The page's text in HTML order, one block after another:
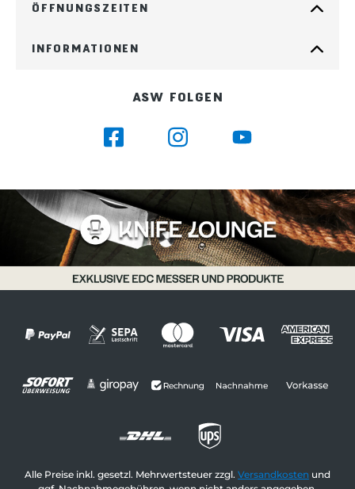
ÖFFNUNGSZEITEN
INFORMATIONEN
ASW FOLGEN
Alle Preise inkl. gesetzl. Mehrwertsteuer zzgl. Versandkosten und